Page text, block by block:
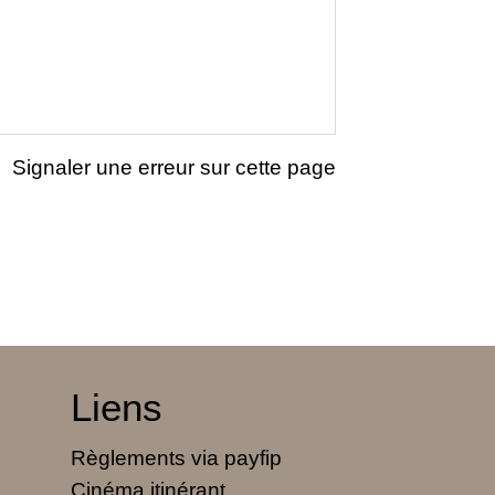
Signaler une erreur sur cette page
Liens
Règlements via payfip
Cinéma itinérant